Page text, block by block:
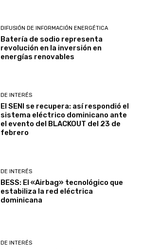
DIFUSIÓN DE INFORMACIÓN ENERGÉTICA
Batería de sodio representa
revolución en la inversión en
energías renovables
DE INTERÉS
El SENI se recupera: así respondió el
sistema eléctrico dominicano ante
el evento del BLACKOUT del 23 de
febrero
DE INTERÉS
BESS: El «Airbag» tecnológico que
estabiliza la red eléctrica
dominicana
DE INTERÉS